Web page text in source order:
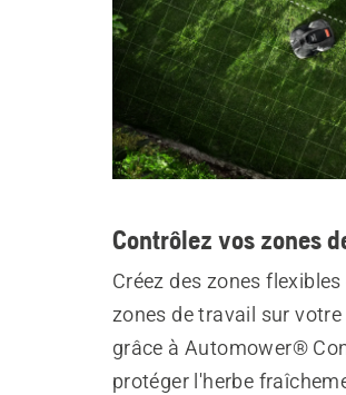
Contrôlez vos zones
Créez des zones flexibles
zones de travail sur votre
grâce à Automower®
protéger l'herbe